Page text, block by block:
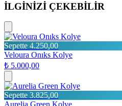
İLGİNİZİ ÇEKEBİLİR
Sepette 4.250,00
Veloura Onıks Kolye
₺ 5.000,00
Sepette 3.825,00